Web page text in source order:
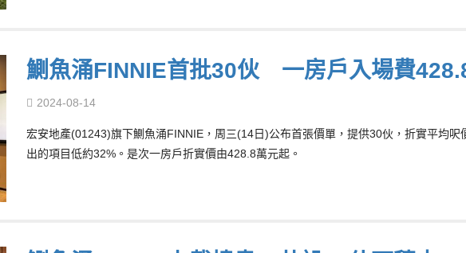
鰂魚涌FINNIE首批30伙 一房戶入場費
2024-08-14
宏安地產(01243)旗下鰂魚涌FINNIE，周三(14日)公布首張價單，提供30伙，折實平均
出的項目低約32%。是次一房戶折實價由428.8萬元起。